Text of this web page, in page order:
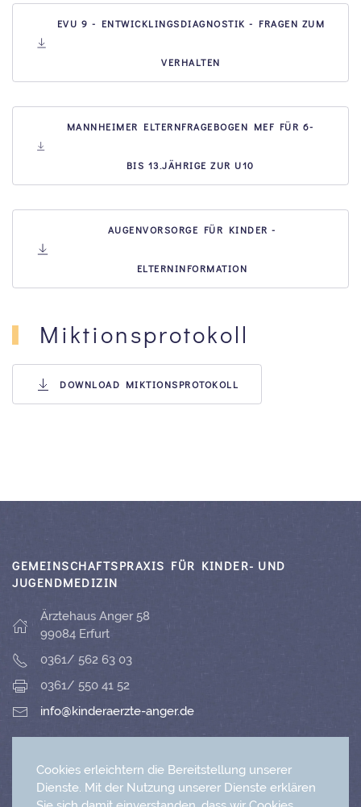
EVU 9 - ENTWICKLINGSDIAGNOSTIK - FRAGEN ZUM
VERHALTEN
MANNHEIMER ELTERNFRAGEBOGEN MEF FÜR 6-
BIS 13.JÄHRIGE ZUR U10
AUGENVORSORGE FÜR KINDER -
ELTERNINFORMATION
Miktionsprotokoll
DOWNLOAD MIKTIONSPROTOKOLL
GEMEINSCHAFTSPRAXIS FÜR KINDER- UND
JUGENDMEDIZIN
Ärztehaus Anger 58
99084 Erfurt
0361/ 562 63 03
0361/ 550 41 52
info@kinderaerzte-anger.de
NEUAUFNAHME IHRES KINDES
Cookies erleichtern die Bereitstellung unserer
Dienste. Mit der Nutzung unserer Dienste erklären